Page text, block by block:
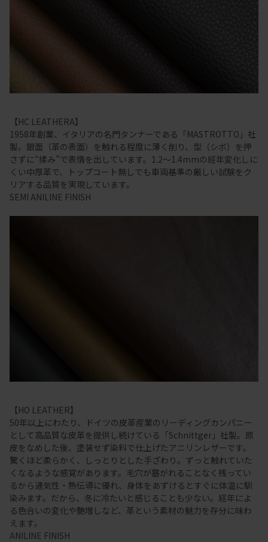
【HC LEATHERA】
1958年創業、イタリアの名門タンナーである「MASTROTTO」社
製。銀面（革の表面）を触れる程度に薄く削り、型（シボ）を押
さずに“揉み”で表情を出しています。1.2～1.4mmの経年変化しに
くい中厚革で、トップコート無しでも車両基準の厳しい試験をク
リアする品質を実現しています。
SEMI ANILINE FINISH
【HO LEATHER】
50年以上にわたり、ドイツの皮革産業のリーディングカンパニー
として高品質な皮革を提供し続けている「Schnittger」社製。原
皮をなめした後、塗装せず染料で仕上げたアニリンレザーです。
驚くほど柔らかく、しっとりとした手ざわり。ずっと触れていた
くなるような感覚があります。毛穴が塞がれることなく残ってい
るから通気性・熱伝導に優れ、身体をあずけるとすぐに体温に馴
染みます。だから、冬に冷たいと感じることも少ない。経年によ
る色合いの変化や艶増しなど、革という素材の魅力を存分に味わ
えます。
ANILINE FINISH